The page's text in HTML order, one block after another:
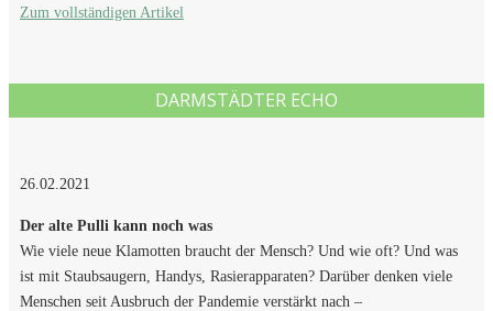
Zum vollständigen Artikel
DARMSTÄDTER ECHO
26.02.2021
Der alte Pulli kann noch was
Wie viele neue Klamotten braucht der Mensch? Und wie oft? Und was
ist mit Staubsaugern, Handys, Rasierapparaten? Darüber denken viele
Menschen seit Ausbruch der Pandemie verstärkt nach –